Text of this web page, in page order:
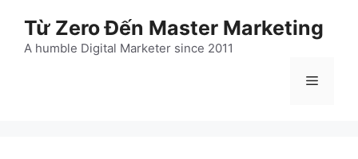
Từ Zero Đến Master Marketing
A humble Digital Marketer since 2011
Menu